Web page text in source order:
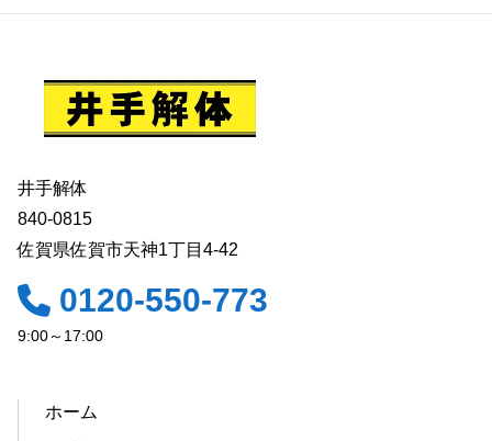
井手解体
840-0815
佐賀県佐賀市天神1丁目4-42
0120-550-773
9:00～17:00
ホーム